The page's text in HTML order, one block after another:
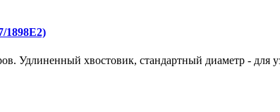
1898E2)
Удлиненный хвостовик, стандартный диаметр - для